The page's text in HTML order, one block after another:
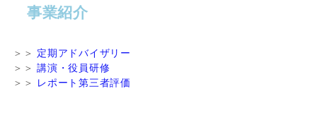
事業紹介
＞＞ 定期アドバイザリー
＞＞講演・役員研修
＞＞ レポート第三者評価